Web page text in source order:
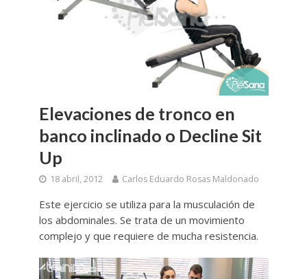
Elevaciones de tronco en
banco inclinado o Decline Sit
Up
18 abril, 2012 Carlos Eduardo Rosas Maldonado
Este ejercicio se utiliza para la musculación de
los abdominales. Se trata de un movimiento
complejo y que requiere de mucha resistencia.